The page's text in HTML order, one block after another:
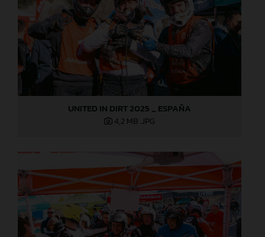
UNITED IN DIRT 2025 _ ESPAÑA
4,2 MB .JPG